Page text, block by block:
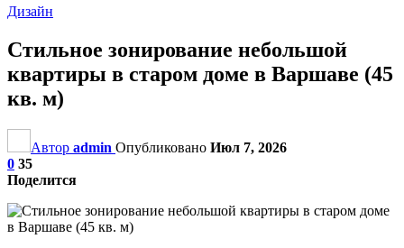
Дизайн
Стильное зонирование небольшой
квартиры в старом доме в Варшаве (45
кв. м)
Автор admin Опубликовано Июл 7, 2026
0 35
Поделится